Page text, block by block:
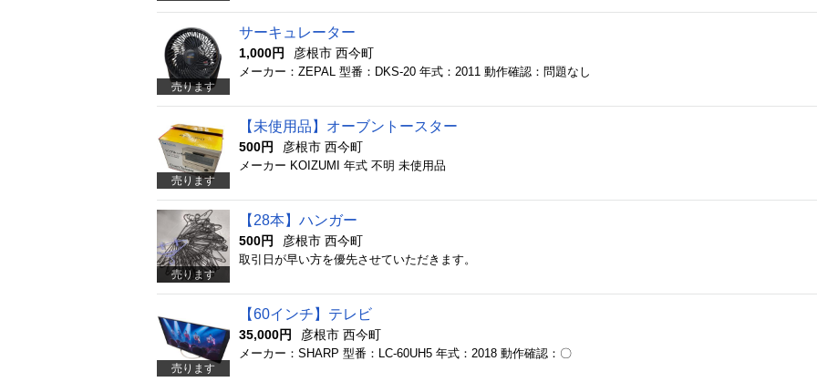
売ります
サーキュレーター
1,000円 彦根市 西今町
メーカー：ZEPAL 型番：DKS-20 年式：2011 動作確認：問題なし
売ります
【未使用品】オーブントースター
500円 彦根市 西今町
メーカー KOIZUMI 年式 不明 未使用品
売ります
【28本】ハンガー
500円 彦根市 西今町
取引日が早い方を優先させていただきます。
売ります
【60インチ】テレビ
35,000円 彦根市 西今町
メーカー：SHARP 型番：LC-60UH5 年式：2018 動作確認：〇